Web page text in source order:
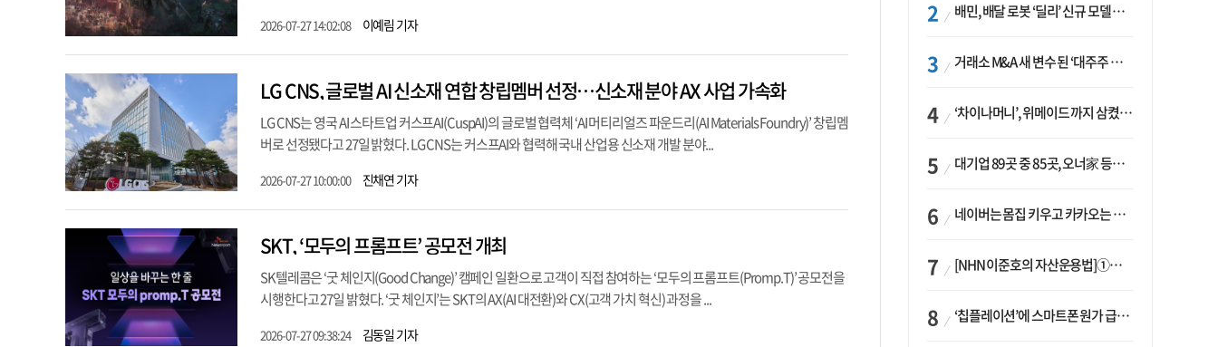
2026-07-27 14:02:08 이예림 기자
LG CNS, 글로벌 AI 신소재 연합 창립멤버 선정…신소재 분야 AX 사업 가속화
LG CNS는 영국 AI 스타트업 커스프AI(CuspAI)의 글로벌 협력체 ‘AI 머티리얼즈 파운드리(AI Materials Foundry)’ 창립멤
버로 선정됐다고 27일 밝혔다. LG CNS는 커스프AI와 협력해 국내 산업용 신소재 개발 분야...
2026-07-27 10:00:00 진채연 기자
SKT, ‘모두의 프롬프트’ 공모전 개최
SK텔레콤은 ‘굿 체인지(Good Change)’ 캠페인 일환으로 고객이 직접 참여하는 ‘모두의 프롬프트(Promp.T)’ 공모전을
시행한다고 27일 밝혔다. ‘굿 체인지’는 SKT의 AX(AI 대전환)와 CX(고객 가치 혁신) 과정을 ...
2026-07-27 09:38:24 김동일 기자
배민, 배달 로봇 ‘딜리’ 신규 모델 B마트 현장 투입
거래소 M&A 새 변수 된 ‘대주주 심사’…네이버·두나무 결합도 영향권
‘차이나머니’, 위메이드 까지 삼켰다… K콘텐츠, 글로벌 확장에도 中 투자 ‘경계령’
대기업 89곳 중 85곳, 오너家 등기임원 겸직…BS 46곳·SM 45곳 ‘족벌경영’ 고착화
네이버는 몸집 키우고 카카오는 줄였다…‘역대급 실적’에 성장전략은 ‘극과 극’
[NHN 이준호의 자산운용법]①이니시오·JLC ‘부동산’-JLC파트너스 ‘투자’…“부동산 담보대출로 투자재원 확보”
‘칩플레이션’에 스마트폰 원가 급등…삼성전자, ‘엑시노스’ 채택 확대하나